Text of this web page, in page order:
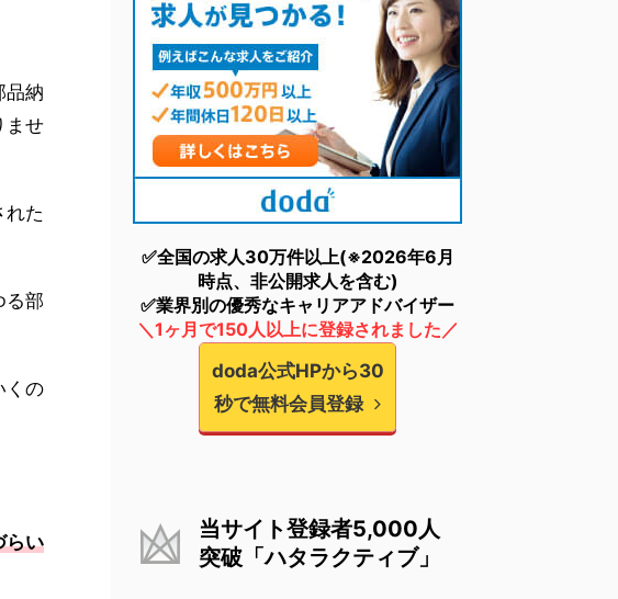
品納
ませ
れた
る部
くの
らい
✅全国の求人30万件以上(※2026年6月
時点、非公開求人を含む)
✅業界別の優秀なキャリアアドバイザー
＼1ヶ月で150人以上に登録されました／
doda公式HPから30
秒で無料会員登録
当サイト登録者5,000人
突破「ハタラクティブ」